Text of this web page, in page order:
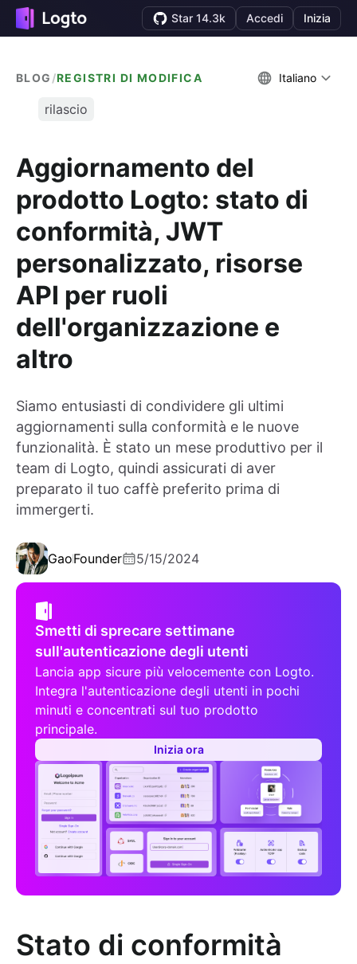
Star 14.3k Accedi Inizia
BLOG /REGISTRI DI MODIFICA Italiano
rilascio
Aggiornamento del
prodotto Logto: stato di
conformità, JWT
personalizzato, risorse
API per ruoli
dell'organizzazione e
altro
Siamo entusiasti di condividere gli ultimi
aggiornamenti sulla conformità e le nuove
funzionalità. È stato un mese produttivo per il
team di Logto, quindi assicurati di aver
preparato il tuo caffè preferito prima di
immergerti.
GaoFounder 5/15/2024
Smetti di sprecare settimane
sull'autenticazione degli utenti
Lancia app sicure più velocemente con Logto.
Integra l'autenticazione degli utenti in pochi
minuti e concentrati sul tuo prodotto
principale.
Inizia ora
Stato di conformità